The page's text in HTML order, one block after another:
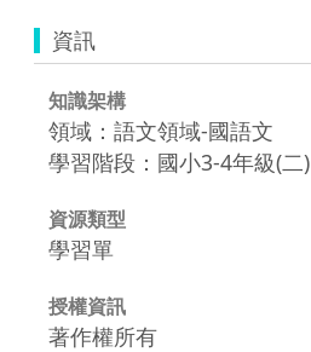
資訊
知識架構
領域：語文領域-國語文
學習階段：國小3-4年級(二)
資源類型
學習單
授權資訊
著作權所有